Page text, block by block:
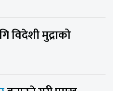
विदेशी मुद्राको